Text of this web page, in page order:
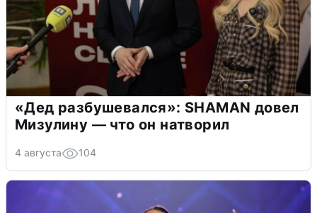
«Дед разбушевался»: SHAMAN довел
Мизулину — что он натворил
4 августа 104